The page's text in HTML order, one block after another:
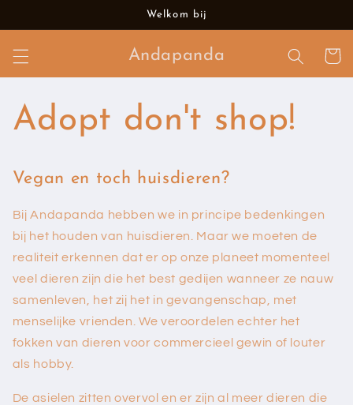
content
Welkom bij
Andapanda
Adopt don't shop!
Vegan en toch huisdieren?
Bij Andapanda hebben we in principe bedenkingen
bij het houden van huisdieren. Maar we moeten de
realiteit erkennen dat er op onze planeet momenteel
veel dieren zijn die het best gedijen wanneer ze nauw
samenleven, het zij het in gevangenschap, met
menselijke vrienden. We veroordelen echter het
fokken van dieren voor commercieel gewin of louter
als hobby.
De asielen zitten overvol en er zijn al meer dieren die